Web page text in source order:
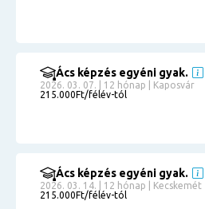
Ács képzés egyéni gyak.
2026. 03. 07. | 12 hónap | Kaposvár
215.000Ft/félév-tól
Ács képzés egyéni gyak.
2026. 03. 14. | 12 hónap | Kecskemét
215.000Ft/félév-tól